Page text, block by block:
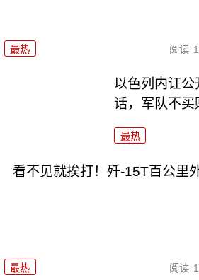
最热 阅读
以色列内讧
话，军队不买
最热
看不见就挨打！歼-15T百公里
最热 阅读